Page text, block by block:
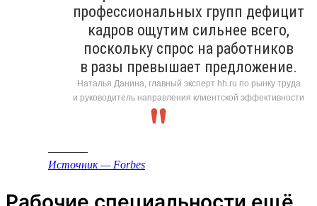
профессиональных групп дефицит
кадров ощутим сильнее всего,
поскольку спрос на работников
в разы превышает предложение.
Наталья Данина, главный эксперт hh.ru по рынку труда
и руководитель направления клиентской эффективности
Источник — Forbes